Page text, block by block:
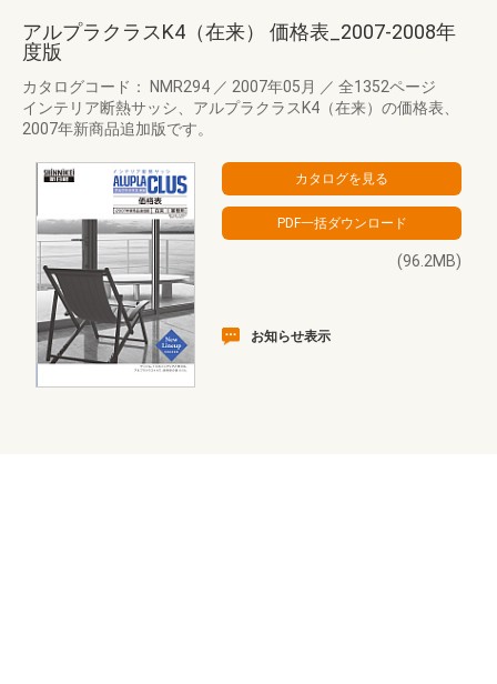
アルプラクラスK4（在来） 価格表_2007-2008年
度版
カタログコード： NMR294 ／ 2007年05月 ／ 全1352ページ
インテリア断熱サッシ、アルプラクラスK4（在来）の価格表、
2007年新商品追加版です。
(96.2MB)
お知らせ表示